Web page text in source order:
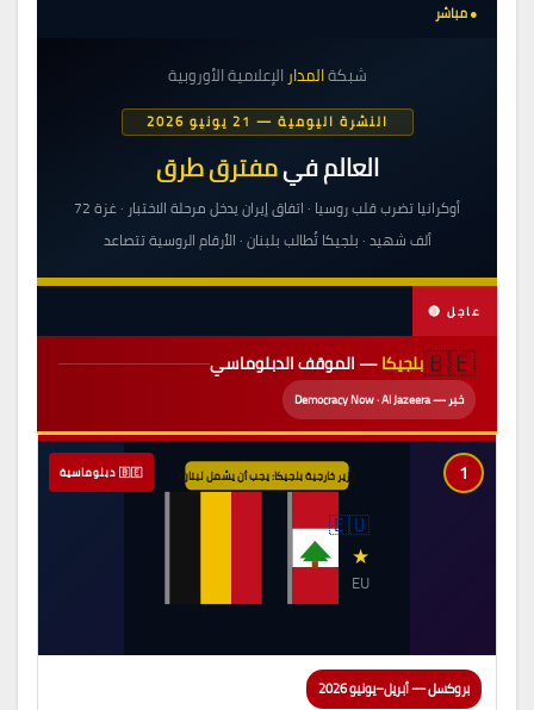
● مباشر
شبكةالمدار الإعلامية الأوروبية
النشرة اليومية — 21 يونيو 2026
العالم فيمفترق طرق
أوكرانيا تضرب قلب روسيا · اتفاق إيران يدخل مرحلة الاختبار · غزة 72
ألف شهيد · بلجيكا تُطالب بلبنان · الأرقام الروسية تتصاعد
🔴 عاجل
🇧🇪بلجيكا— الموقف الدبلوماسي
خبر — Democracy Now · Al Jazeera
وزير خارجية بلجيكا: يجب أن يشمل لبنان!
🇪🇺
★
EU
1 🇧🇪 دبلوماسية
بروكسل — أبريل–يونيو 2026